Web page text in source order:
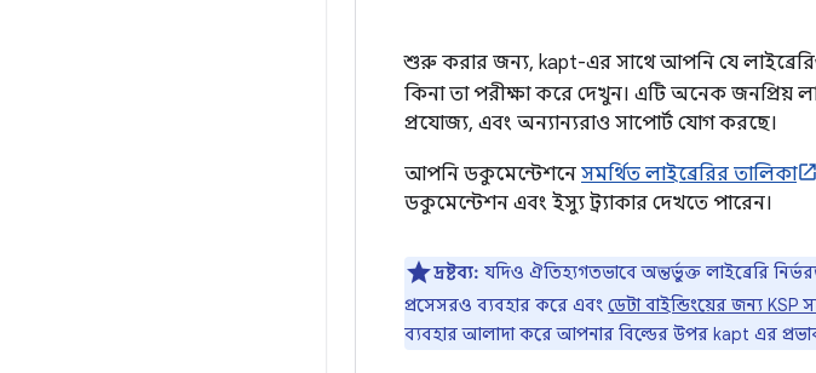
শুরু করার জন্য, kapt-এর সাথে আপনি যে
কিনা তা পরীক্ষা করে দেখুন। এটি অনেক জনপ্রিয়
প্রযোজ্য, এবং অন্যান্যরাও সাপোর্ট যোগ করছে।
আপনি ডকুমেন্টেশনে সমর্থিত লাইব্রেরির তালিকা
ডকুমেন্টেশন এবং ইস্যু ট্র্যাকার দেখতে পারেন।
দ্রষ্টব্য: যদিও ঐতিহ্যগতভাবে অন্তর্ভুক্ত লাইব্রেরি
প্রসেসরও ব্যবহার করে এবং ডেটা বাইন্ডিংয়ের জন্য KSP
ব্যবহার আলাদা করে আপনার বিল্ডের উপর kapt এর